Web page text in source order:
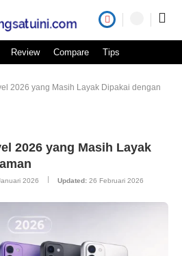
Review Compare Tips
2026 yang Masih Layak Dipakai dengan
2026 yang Masih Layak
2026 Updated: 26 Februari 2026